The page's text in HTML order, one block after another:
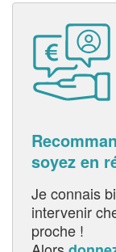
soyez en
Je connais
intervenir
proche !